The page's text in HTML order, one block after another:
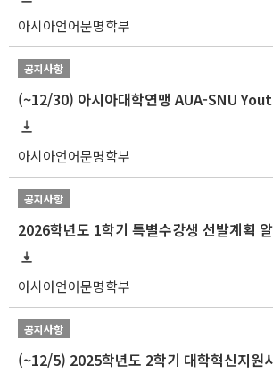
아시아언어문명학부
공지사항
아시아언어문명학부
공지사항
2026학년도 1학기 특별수강생 선발계획
아시아언어문명학부
공지사항